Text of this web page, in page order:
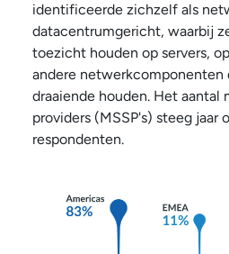
identificeerde zichzelf als
datacentrumgericht, waarbij
toezicht houden op servers,
andere netwerkcomponenten
draaiende houden. Het aantal
providers (MSSP's) steeg jaar
respondenten.